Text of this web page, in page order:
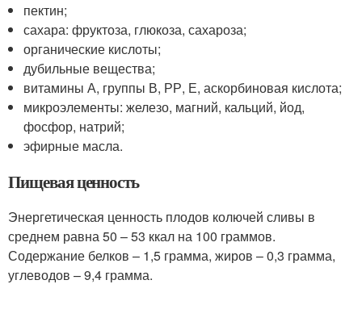
пектин;
сахара: фруктоза, глюкоза, сахароза;
органические кислоты;
дубильные вещества;
витамины А, группы В, РР, Е, аскорбиновая кислота;
микроэлементы: железо, магний, кальций, йод,
фосфор, натрий;
эфирные масла.
Пищевая ценность
Энергетическая ценность плодов колючей сливы в
среднем равна 50 – 53 ккал на 100 граммов.
Содержание белков – 1,5 грамма, жиров – 0,3 грамма,
углеводов – 9,4 грамма.